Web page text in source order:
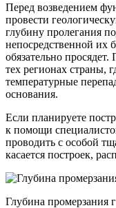
Перед возведением
провести
глубину пролегания
непосредственной их
обязательно
тех регионах страны,
температурные
основания.
Если планируете
к помощи
проводить с особой
касается построек,
Глубина промерзания